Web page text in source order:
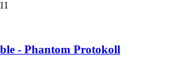
- Phantom Protokoll